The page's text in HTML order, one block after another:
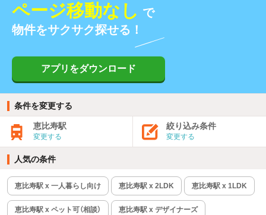
ページ移動なし で
物件をサクサク探せる！
アプリをダウンロード
条件を変更する
恵比寿駅
変更する
絞り込み条件
変更する
人気の条件
恵比寿駅 x 一人暮らし向け 恵比寿駅 x 2LDK 恵比寿駅 x 1LDK
恵比寿駅 x ペット可（相談） 恵比寿駅 x デザイナーズ